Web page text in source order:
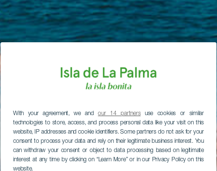
With your agreement, we andour 14 partnersuse cookies or similar
technologies to store, access, and process personal data like your visit on this
website, IP addresses and cookie identifiers. Some partners do not ask for your
consent to process your data and rely on their legitimate business interest. You
can withdraw your consent or object to data processing based on legitimate
interest at any time by clicking on “Learn More” or in our Privacy Policy on this
website.